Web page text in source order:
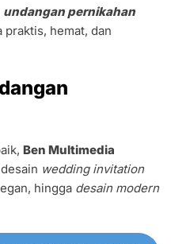
undangan pernikahan
hemat, dan
Ben Multimedia
wedding invitation
hingga desain modern